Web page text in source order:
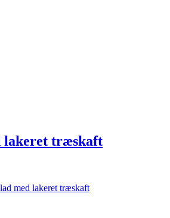
lakeret træskaft
med lakeret træskaft